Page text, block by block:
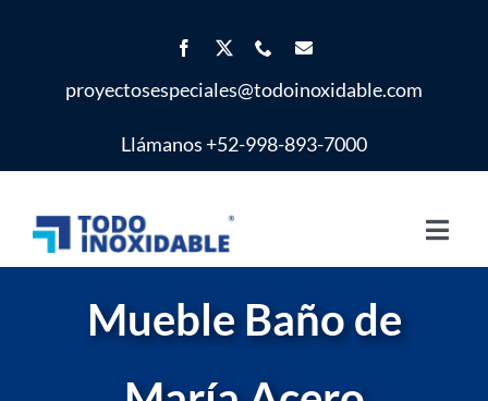
proyectosespeciales@todoinoxidable.com
Llámanos +52-998-893-7000
Mueble Baño de